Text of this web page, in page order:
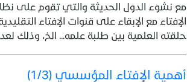
مع نشوء الدول الحديثة والتي تقوم على
الإفتاء مع الإبقاء على قنوات الإفتاء
حلقته العلمية بين طلبة علمه... الخ، وذلك
أهمية الإفتاء المؤسسي (1/3)